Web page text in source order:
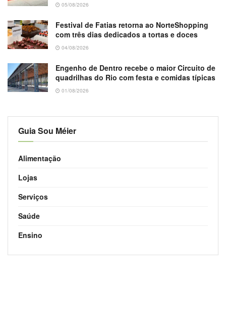
05/08/2026
Festival de Fatias retorna ao NorteShopping
com três dias dedicados a tortas e doces
04/08/2026
Engenho de Dentro recebe o maior Circuito de
quadrilhas do Rio com festa e comidas típicas
01/08/2026
Guia Sou Méier
Alimentação
Lojas
Serviços
Saúde
Ensino